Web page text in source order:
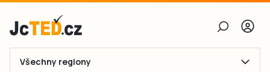
Všechny regiony